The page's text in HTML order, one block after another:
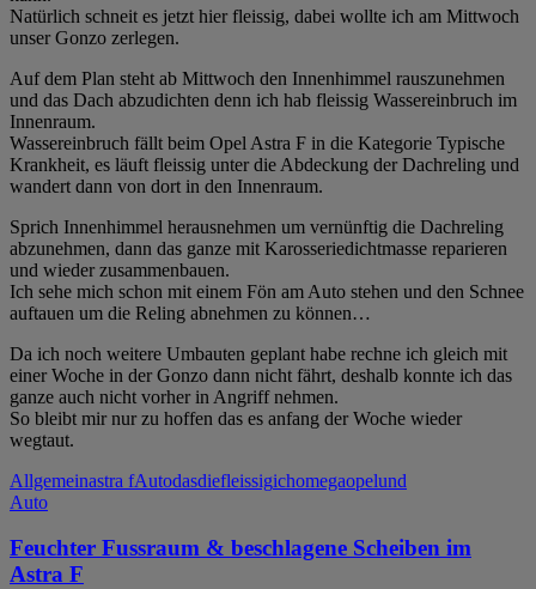
Natürlich schneit es jetzt hier fleissig, dabei wollte ich am Mittwoch
unser Gonzo zerlegen.
Auf dem Plan steht ab Mittwoch den Innenhimmel rauszunehmen
und das Dach abzudichten denn ich hab fleissig Wassereinbruch im
Innenraum.
Wassereinbruch fällt beim Opel Astra F in die Kategorie Typische
Krankheit, es läuft fleissig unter die Abdeckung der Dachreling und
wandert dann von dort in den Innenraum.
Sprich Innenhimmel herausnehmen um vernünftig die Dachreling
abzunehmen, dann das ganze mit Karosseriedichtmasse reparieren
und wieder zusammenbauen.
Ich sehe mich schon mit einem Fön am Auto stehen und den Schnee
auftauen um die Reling abnehmen zu können…
Da ich noch weitere Umbauten geplant habe rechne ich gleich mit
einer Woche in der Gonzo dann nicht fährt, deshalb konnte ich das
ganze auch nicht vorher in Angriff nehmen.
So bleibt mir nur zu hoffen das es anfang der Woche wieder
wegtaut.
Allgemeinastra fAutodasdiefleissigichomegaopelund
Auto
Feuchter Fussraum & beschlagene Scheiben im
Astra F